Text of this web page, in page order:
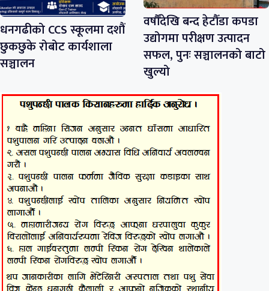
धनगढीको CCS स्कूलमा दशौं
छुकछुके रोबोट कार्यशाला
सञ्चालन
वर्षौँदेखि बन्द हेटौँडा कपडा
उद्योगमा परीक्षण उत्पादन
सफल, पुनः सञ्चालनको बाटो
खुल्यो